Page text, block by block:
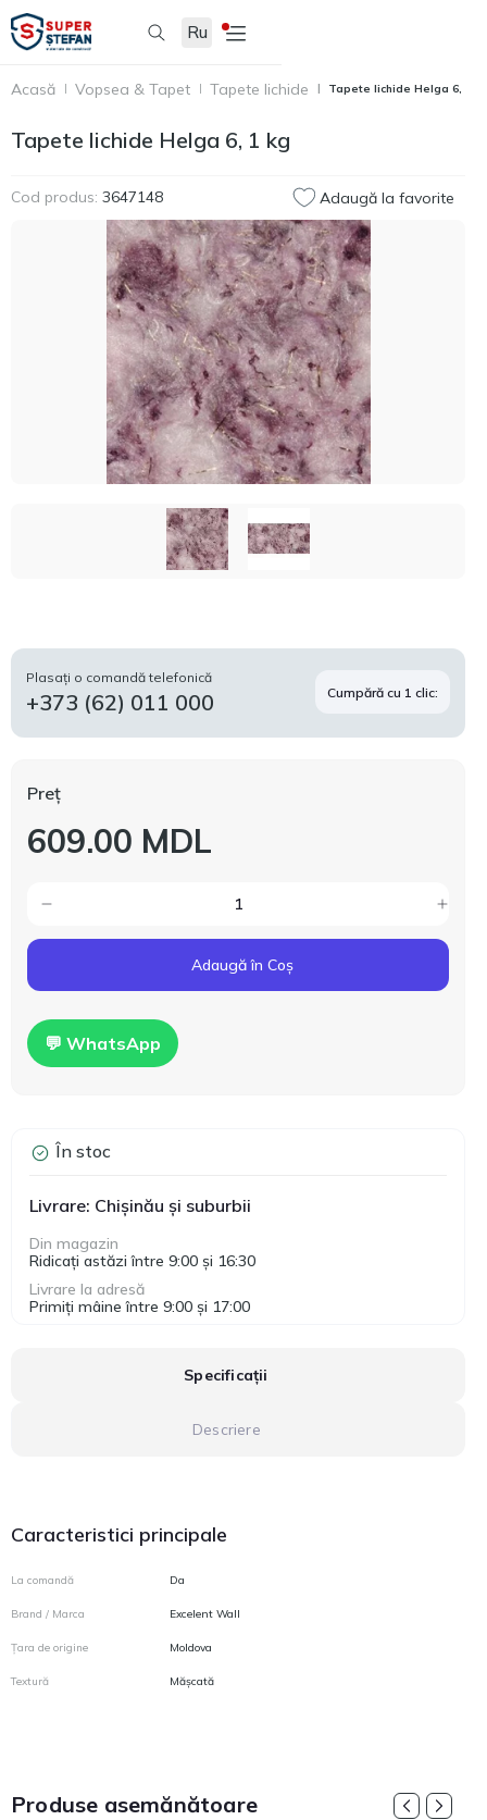
Ru
Acasă Vopsea & Tapet Tapete lichide Tapete lichide Helga 6, 1
Tapete lichide Helga 6, 1 kg
Cod produs: 3647148 Adaugă la favorite
Plasați o comandă telefonică
+373 (62) 011 000 Cumpără cu 1 clic:
Preț
609.00 MDL
Adaugă în Coș
💬 WhatsApp
În stoc
Livrare: Chișinău și suburbii
Din magazin
Ridicați astăzi între 9:00 și 16:30
Livrare la adresă
Primiți mâine între 9:00 și 17:00
Specificații
Descriere
Caracteristici principale
La comandă Da
Brand / Marca Excelent Wall
Țara de origine Moldova
Textură Mășcată
Produse asemănătoare